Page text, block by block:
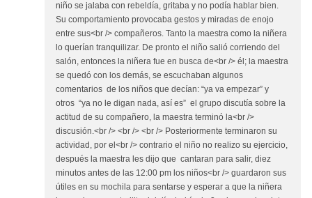
niño se jalaba con rebeldía, gritaba y no podía hablar bien.
Su comportamiento provocaba gestos y miradas de enojo
entre sus<br /> compañeros. Tanto la maestra como la niñera
lo querían tranquilizar. De pronto el niño salió corriendo del
salón, entonces la niñera fue en busca de<br /> él; la maestra
se quedó con los demás, se escuchaban algunos
comentarios de los niños que decían: “ya va empezar” y
otros “ya no le digan nada, así es” el grupo discutía sobre la
actitud de su compañero, la maestra terminó la<br />
discusión.<br /> <br /> <br /> Posteriormente terminaron su
actividad, por el<br /> contrario el niño no realizo su ejercicio,
después la maestra les dijo que cantaran para salir, diez
minutos antes de las 12:00 pm los niños<br /> guardaron sus
útiles en su mochila para sentarse y esperar a que la niñera